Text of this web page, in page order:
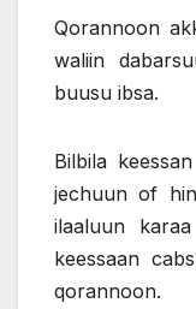
Qorannoon
waliin
buusu ibsa.
Bilbila
jechuun of
ilaaluun
keessaan
qorannoon.